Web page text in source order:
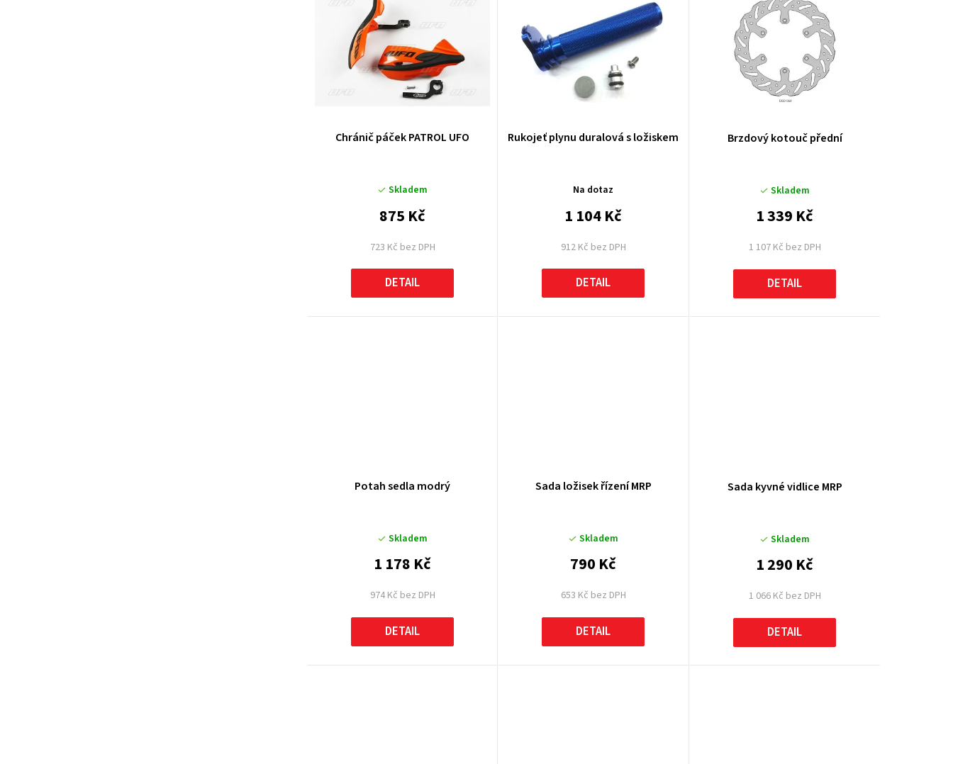
ů
Chránič páček PATROL UFO
Skladem
723 Kč bez DPH
875 Kč
DETAIL
Rukojeť plynu duralová s ložiskem
Na dotaz
912 Kč bez DPH
1 104 Kč
DETAIL
Brzdový kotouč přední
Skladem
1 107 Kč bez DPH
1 339 Kč
DETAIL
Potah sedla modrý
Skladem
974 Kč bez DPH
1 178 Kč
DETAIL
Sada ložisek řízení MRP
Skladem
653 Kč bez DPH
790 Kč
DETAIL
Sada kyvné vidlice MRP
Skladem
1 066 Kč bez DPH
1 290 Kč
DETAIL